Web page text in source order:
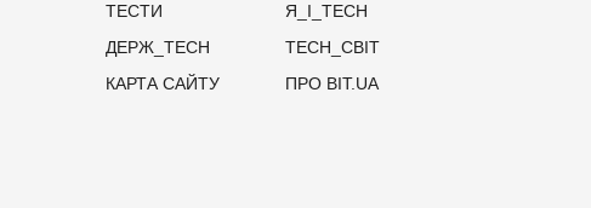
ТЕСТИ
Я_І_TECH
ДЕРЖ_TECH
TECH_СВІТ
КАРТА САЙТУ
ПРО BIT.UA